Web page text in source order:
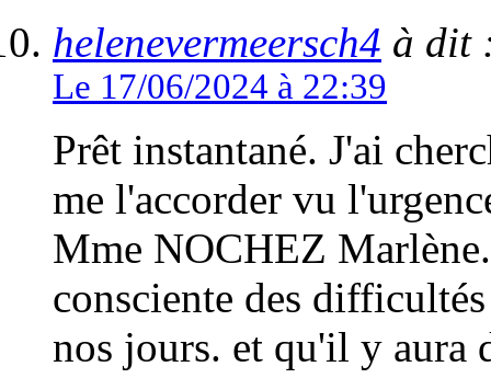
helenevermeersch4 à dit
Le 17/06/2024 à 22:39
Prêt instantané. J'ai
me l'accorder vu
Mme NOCHEZ
consciente des
nos jours. et qu'il y aura